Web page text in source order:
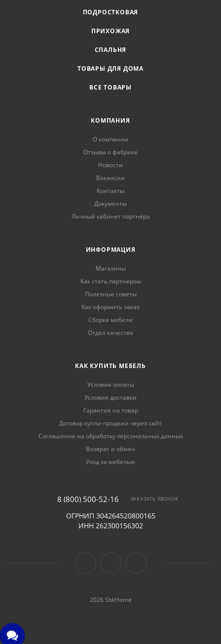
ПОДРОСТКОВАЯ
ПРИХОЖАЯ
СПАЛЬНЯ
ТОВАРЫ ДЛЯ ДОМА
ВСЕ ТОВАРЫ
КОМПАНИЯ
О компании
Отзывы о фабрике
Новости
Вакансии
Контакты
Документы
Личный кабинет партнёра
ИНФОРМАЦИЯ
Магазины
Как стать партнером
Полезные советы
Как оформить заказ
Сборка мебели
Отдел качества
КАК КУПИТЬ МЕБЕЛЬ
Условия оплаты
Условия доставки
Гарантия на товар
Договор купли-продажи через сайт
Соглашение на обработку персональных данных
Возврат и обмен
Уход за мебелью
8 (800) 500-52-16 ЗАКАЗАТЬ ЗВОНОК
ОГРНИП 304264520800165
ИНН 262300156302
2026 SbkHome